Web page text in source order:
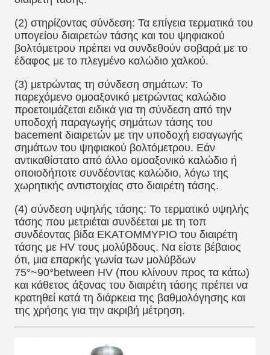
(2) στηρίζοντας σύνδεση: Τα επίγεια τερματικά του
υπογείου διαιρετών τάσης και του ψηφιακού
βολτόμετρου πρέπει να συνδεθούν σοβαρά με το
έδαφος με το πλεγμένο καλώδιο χαλκού.
(3) μετρώντας τη σύνδεση σημάτων: Το
παρεχόμενο ομοαξονικό μετρώντας καλώδιο
προετοιμάζεται ειδικά για τη σύνδεση από την
υποδοχή παραγωγής σημάτων τάσης του
bacement διαιρετών με την υποδοχή εισαγωγής
σημάτων του ψηφιακού βολτόμετρου. Εάν
αντικαθίστατο από άλλο ομοαξονικό καλώδιο ή
οποιοδήποτε συνδέοντας καλώδιο, λόγω της
χωρητικής αντιστοιχίας στο διαιρέτη τάσης.
(4) σύνδεση υψηλής τάσης: Το τερματικό υψηλής
τάσης που μετριέται συνδέεται με τη τοπ
συνδέοντας βίδα ΕΚΑΤΟΜΜΥΡΙΟ του διαιρέτη
τάσης με HV τους μολύβδους. Να είστε βέβαιος
ότι, μια επαρκής γωνία των μολύβδων
75°~90°between HV (που κλίνουν προς τα κάτω)
και κάθετος άξονας του διαιρέτη τάσης πρέπει να
κρατηθεί κατά τη διάρκεια της βαθμολόγησης και
της χρήσης για την ακριβή μέτρηση.